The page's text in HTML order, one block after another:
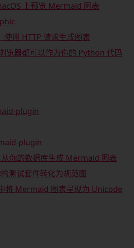
上预览 Mermaid 图表
用 HTTP 请求生成图表
览器都可以作为你的 Python 代码
plugin
plugin
你的数据库生成 Mermaid 图表
测试套件转化为规范图
将 Mermaid 图表呈现为 Unicode